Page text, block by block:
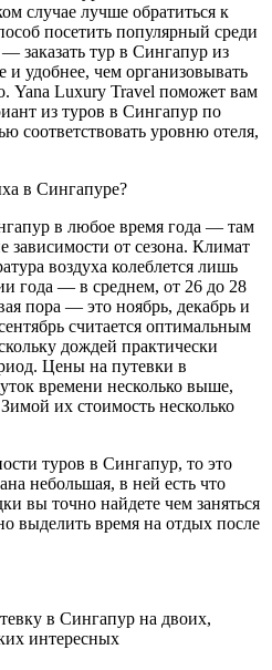
случае лучше обратиться к
посетить популярный среди
заказать тур в Сингапур из
удобнее, чем организовывать
Yana Luxury Travel поможет вам
из туров в Сингапур по
соответствовать уровню отеля,
в Сингапуре?
в любое время года — там
зависимости от сезона. Климат
воздуха колеблется лишь
года — в среднем, от 26 до 28
пора — это ноябрь, декабрь и
считается оптимальным
дождей практически
Цены на путевки в
времени несколько выше,
их стоимость несколько
туров в Сингапур, то это
небольшая, в ней есть что
вы точно найдете чем заняться
выделить время на отдых после
в Сингапур на двоих,
интересных